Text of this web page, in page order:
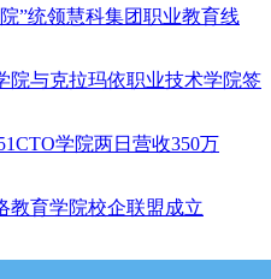
”统领慧科集团职业教育线
院与克拉玛依职业技术学院签
学院两日营收350万
教育学院校企联盟成立